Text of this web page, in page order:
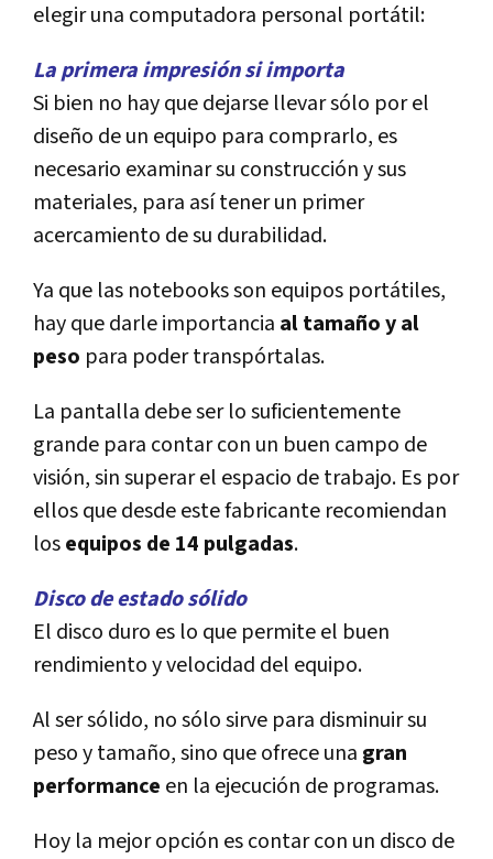
elegir una computadora personal portátil:
La primera impresión si importa
Si bien no hay que dejarse llevar sólo por el
diseño de un equipo para comprarlo, es
necesario examinar su construcción y sus
materiales, para así tener un primer
acercamiento de su durabilidad.
Ya que las notebooks son equipos portátiles,
hay que darle importancia al tamaño y al
peso para poder transpórtalas.
La pantalla debe ser lo suficientemente
grande para contar con un buen campo de
visión, sin superar el espacio de trabajo. Es por
ellos que desde este fabricante recomiendan
losequipos de 14 pulgadas.
Disco de estado sólido
El disco duro es lo que permite el buen
rendimiento y velocidad del equipo.
Al ser sólido, no sólo sirve para disminuir su
peso y tamaño, sino que ofrece una gran
performance en la ejecución de programas.
Hoy la mejor opción es contar con un disco de